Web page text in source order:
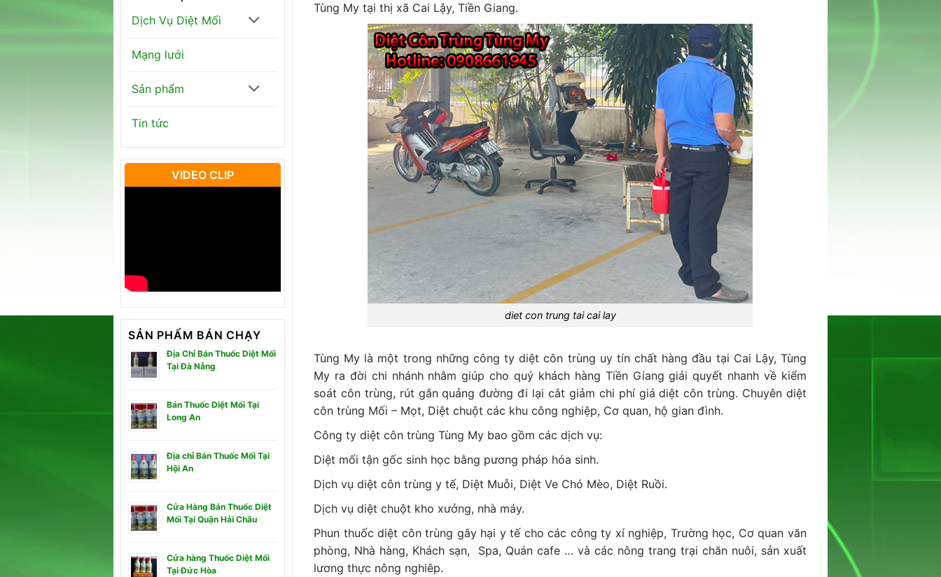
Dịch Vụ Diệt Mối
Mạng lưới
Sản phẩm
Tin tức
VIDEO CLIP
SẢN PHẨM BÁN CHẠY
Địa Chỉ Bán Thuốc Diệt Mối
Tại Đà Nẵng
Bán Thuốc Diệt Mối Tại
Long An
Địa chỉ Bán Thuốc Mối Tại
Hội An
Cửa Hàng Bán Thuốc Diệt
Mối Tại Quận Hải Châu
Cửa hàng Thuốc Diệt Mối
Tại Đức Hòa
Tùng My tại thị xã Cai Lậy, Tiền Giang.
diet con trung tai cai lay
Tùng My là một trong những công ty diệt côn trùng uy tín chất hàng đầu tại Cai Lậy, Tùng
My ra đời chi nhánh nhằm giúp cho quý khách hàng Tiền Giang giải quyết nhanh về kiểm
soát côn trùng, rút gắn quảng đường đi lại cắt giảm chi phí giá diệt côn trùng. Chuyên diệt
côn trùng Mối – Mọt, Diệt chuột các khu công nghiệp, Cơ quan, hộ gian đình.
Công ty diệt côn trùng Tùng My bao gồm các dịch vụ:
Diệt mối tận gốc sinh học bằng pương pháp hóa sinh.
Dịch vụ diệt côn trùng y tế, Diệt Muỗi, Diệt Ve Chó Mèo, Diệt Ruồi.
Dịch vụ diệt chuột kho xưởng, nhà máy.
Phun thuốc diệt côn trùng gây hại y tế cho các công ty xí nghiệp, Trường học, Cơ quan văn
phòng, Nhà hàng, Khách sạn, Spa, Quán cafe … và các nông trang trại chăn nuôi, sản xuất
lương thực nông nghiêp.